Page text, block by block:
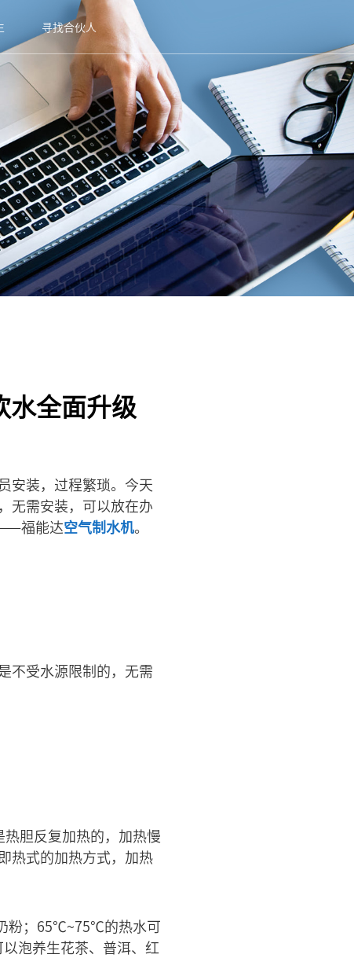
寻找合伙人
全面升级
安装，过程繁琐。今天
无需安装，可以放在办
福能达空气制水机。
不受水源限制的，无需
胆反复加热的，加热慢
热式的加热方式，加热
粉；65℃~75℃的热水可
泡养生花茶、普洱、红